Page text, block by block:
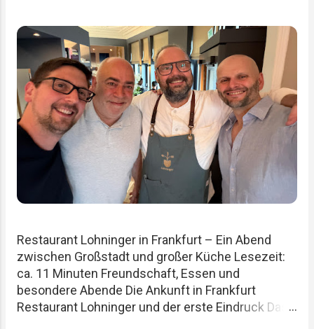
Restaurant Lohninger in Frankfurt – Ein Abend
zwischen Großstadt und großer Küche Lesezeit:
ca. 11 Minuten Freundschaft, Essen und
besondere Abende Die Ankunft in Frankfurt
Restaurant Lohninger und der erste Eindruck Das